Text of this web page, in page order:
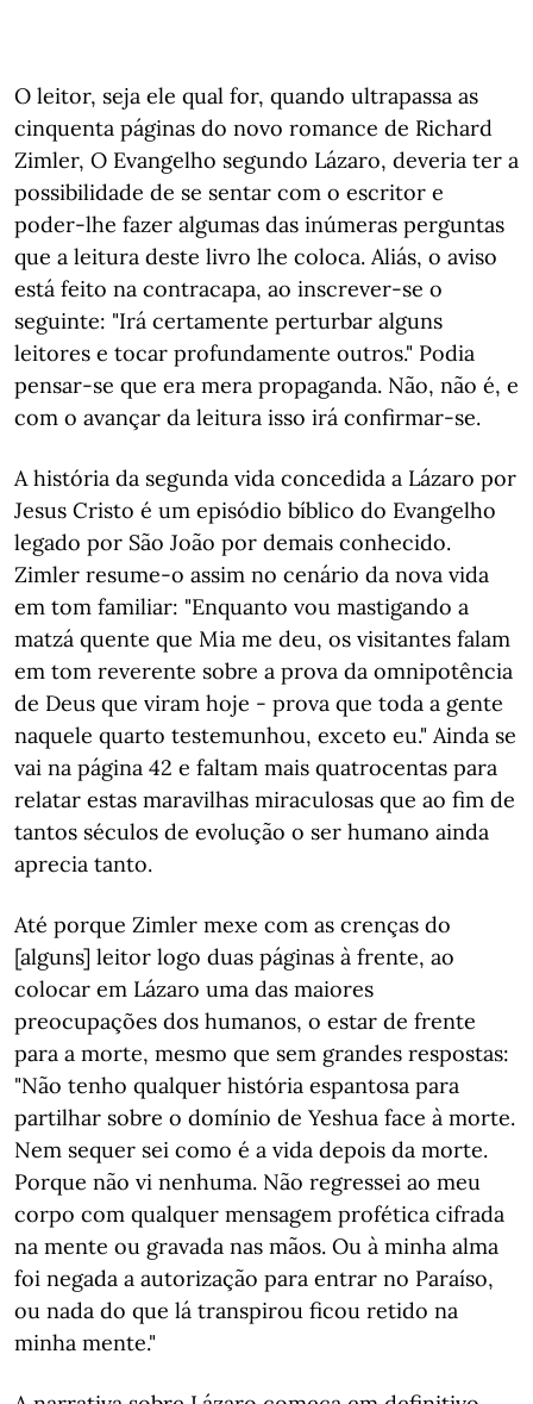
O leitor, seja ele qual for, quando ultrapassa as
cinquenta páginas do novo romance de Richard
Zimler, O Evangelho segundo Lázaro, deveria ter a
possibilidade de se sentar com o escritor e
poder-lhe fazer algumas das inúmeras perguntas
que a leitura deste livro lhe coloca. Aliás, o aviso
está feito na contracapa, ao inscrever-se o
seguinte: "Irá certamente perturbar alguns
leitores e tocar profundamente outros." Podia
pensar-se que era mera propaganda. Não, não é, e
com o avançar da leitura isso irá confirmar-se.
A história da segunda vida concedida a Lázaro por
Jesus Cristo é um episódio bíblico do Evangelho
legado por São João por demais conhecido.
Zimler resume-o assim no cenário da nova vida
em tom familiar: "Enquanto vou mastigando a
matzá quente que Mia me deu, os visitantes falam
em tom reverente sobre a prova da omnipotência
de Deus que viram hoje - prova que toda a gente
naquele quarto testemunhou, exceto eu." Ainda se
vai na página 42 e faltam mais quatrocentas para
relatar estas maravilhas miraculosas que ao fim de
tantos séculos de evolução o ser humano ainda
aprecia tanto.
Até porque Zimler mexe com as crenças do
[alguns] leitor logo duas páginas à frente, ao
colocar em Lázaro uma das maiores
preocupações dos humanos, o estar de frente
para a morte, mesmo que sem grandes respostas:
"Não tenho qualquer história espantosa para
partilhar sobre o domínio de Yeshua face à morte.
Nem sequer sei como é a vida depois da morte.
Porque não vi nenhuma. Não regressei ao meu
corpo com qualquer mensagem profética cifrada
na mente ou gravada nas mãos. Ou à minha alma
foi negada a autorização para entrar no Paraíso,
ou nada do que lá transpirou ficou retido na
minha mente."